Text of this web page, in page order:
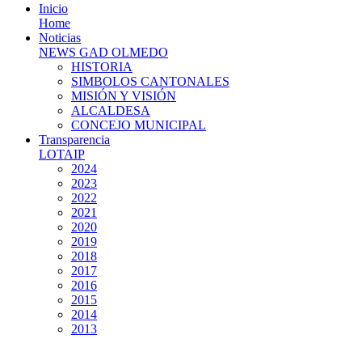
Inicio
Home
Noticias
NEWS GAD OLMEDO
HISTORIA
SIMBOLOS CANTONALES
MISIÓN Y VISIÓN
ALCALDESA
CONCEJO MUNICIPAL
Transparencia
LOTAIP
2024
2023
2022
2021
2020
2019
2018
2017
2016
2015
2014
2013